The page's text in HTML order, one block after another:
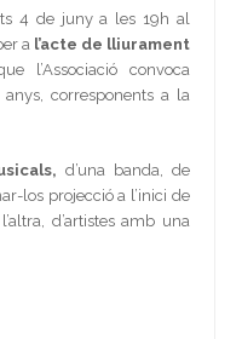
4 de juny a les 19h al
a l’acte de lliurament
l’Associació convoca
corresponents a la
d’una banda, de
los projecció a l’inici de
d’artistes amb una